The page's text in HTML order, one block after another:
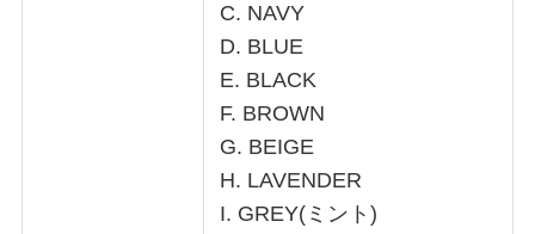
C. NAVY
D. BLUE
E. BLACK
F. BROWN
G. BEIGE
H. LAVENDER
I. GREY(ミント)